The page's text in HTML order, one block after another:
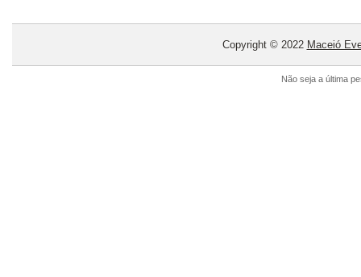
Copyright © 2022 Maceió
Não seja a última